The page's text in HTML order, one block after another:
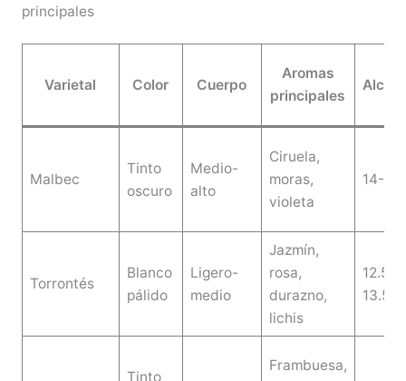
principales
Varietal Color Cuerpo
Aromas
principales
Malbec
Tinto
oscuro
Medio-
alto
Ciruela,
moras,
violeta
14-
Torrontés
Blanco
pálido
Ligero-
medio
Jazmín,
rosa,
durazno,
lichis
12.5-
13.5%
Tinto
Frambuesa,